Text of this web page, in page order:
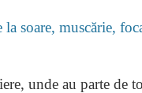
soare, muscărie,
unde au parte de